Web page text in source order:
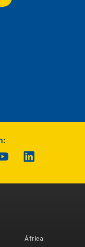
África